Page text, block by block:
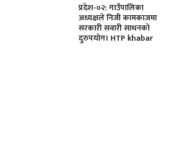
प्रदेश-०२: गाउँपालिका
अध्यक्षले निजी कामकाजमा
सरकारी सवारी साधनको
दुरुपयोग। HTP khabar